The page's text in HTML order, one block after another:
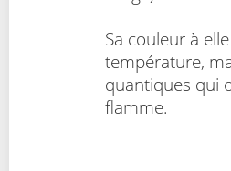
Sa couleur à
température,
quantiques qui
flamme.